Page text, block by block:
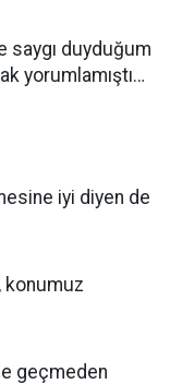
saygı duyduğum
yorumlamıştı…
iyi diyen de
konumuz
geçmeden